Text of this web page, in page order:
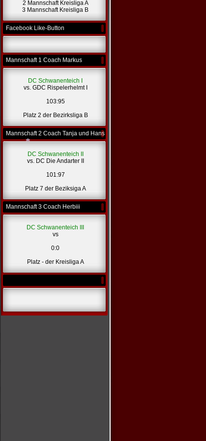
2 Mannschaft Kreisliga A
3 Mannschaft Kreisliga B
Facebook Like-Button
Mannschaft 1 Coach Markus
DC Schwanenteich I
vs. GDC Rispelerhelmt I
103:95
Platz 2 der Bezirksliga B
Mannschaft 2 Coach Tanja und Hans
DC Schwanenteich II
vs. DC Die Andarter II
101:97
Platz 7 der Beziksiga A
Mannschaft 3 Coach Herbiii
DC Schwanenteich III
vs
0:0
Platz - der Kreisliga A